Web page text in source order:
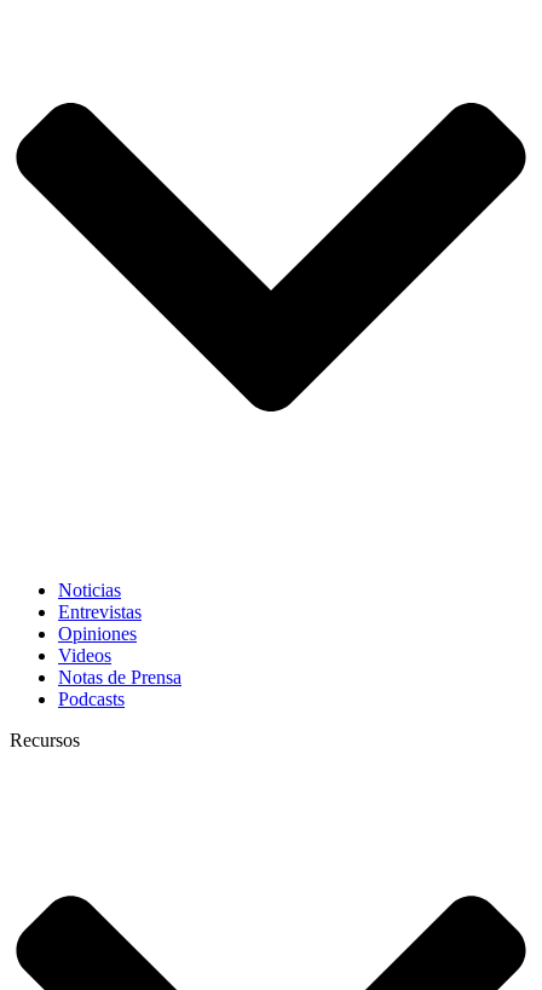
Noticias
Entrevistas
Opiniones
Videos
Notas de Prensa
Podcasts
Recursos